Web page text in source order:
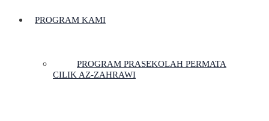
PROGRAM KAMI
PROGRAM PRASEKOLAH PERMATA
CILIK AZ-ZAHRAWI